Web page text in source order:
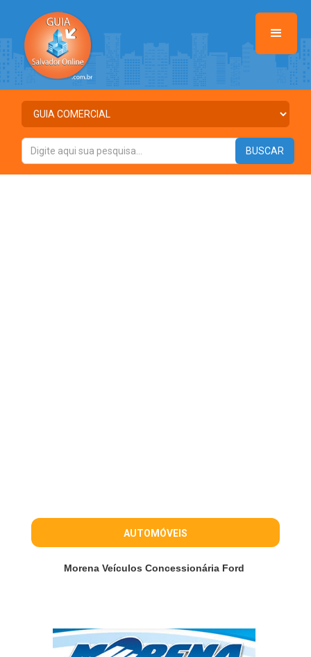
AUTOMÓVEIS
Morena Veículos Concessionária Ford